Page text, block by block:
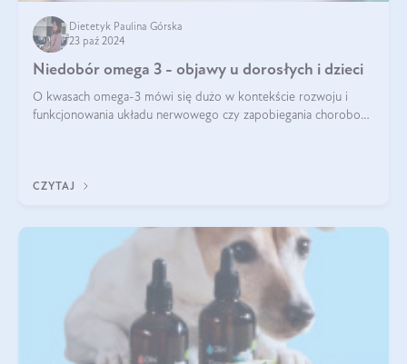
Dietetyk Paulina Górska
23 paź 2024
Niedobór omega 3 - objawy u dorosłych i dzieci
O kwasach omega-3 mówi się dużo w kontekście rozwoju i
funkcjonowania układu nerwowego czy zapobiegania chorobom
CZYTAJ